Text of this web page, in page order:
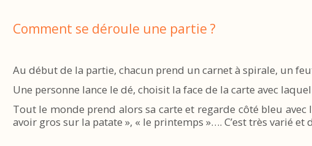
Comment se déroule une partie ?
Au début de la partie, chacun prend un carnet à spirale, un
Une personne lance le dé, choisit la face de la carte avec
Tout le monde prend alors sa carte et regarde côté bleu
avoir gros sur la patate », « le printemps »…. C’est très varié et